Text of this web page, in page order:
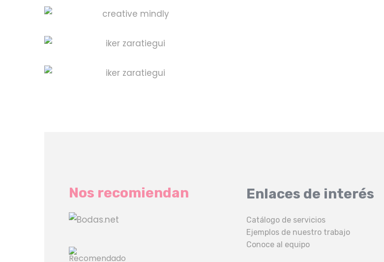
Nos recomiendan Enlaces de interés
Catálogo de servicios
Ejemplos de nuestro trabajo
Conoce al equipo